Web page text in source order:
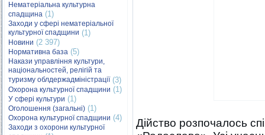
Нематеріальна культурна
спадщина (1)
Заходи у сфері нематеріальної
культурної спадщини (1)
Новини (2 397)
Нормативна база (5)
Накази управління культури,
національностей, релігій та
туризму облдержадміністрації(3)
Охорона культурної спадщини (1)
У сфері культури (1)
Оголошення (загальні) (1)
Охорона культурної спадщини (4)
Заходи з охорони культурної
Дійство розпочалось